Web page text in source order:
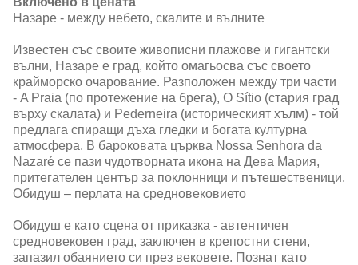
Назаре - между небето, скалите и вълните
Известен със своите живописни плажове и гигантски
вълни, Назаре е град, който омагьосва със своето
крайморско очарование. Разположен между три части
- A Praia (по протежение на брега), O Sítio (стария град
върху скалата) и Pederneira (историческият хълм) - той
предлага спиращи дъха гледки и богата културна
атмосфера. В бароковата църква Nossa Senhora da
Nazaré се пази чудотворната икона на Дева Мария,
притегателен център за поклонници и пътешественици.
Обидуш – перлата на средновековието
Обидуш е като сцена от приказка - автентичен
средновековен град, заключен в крепостни стени,
запазил обаянието си през вековете. Познат като